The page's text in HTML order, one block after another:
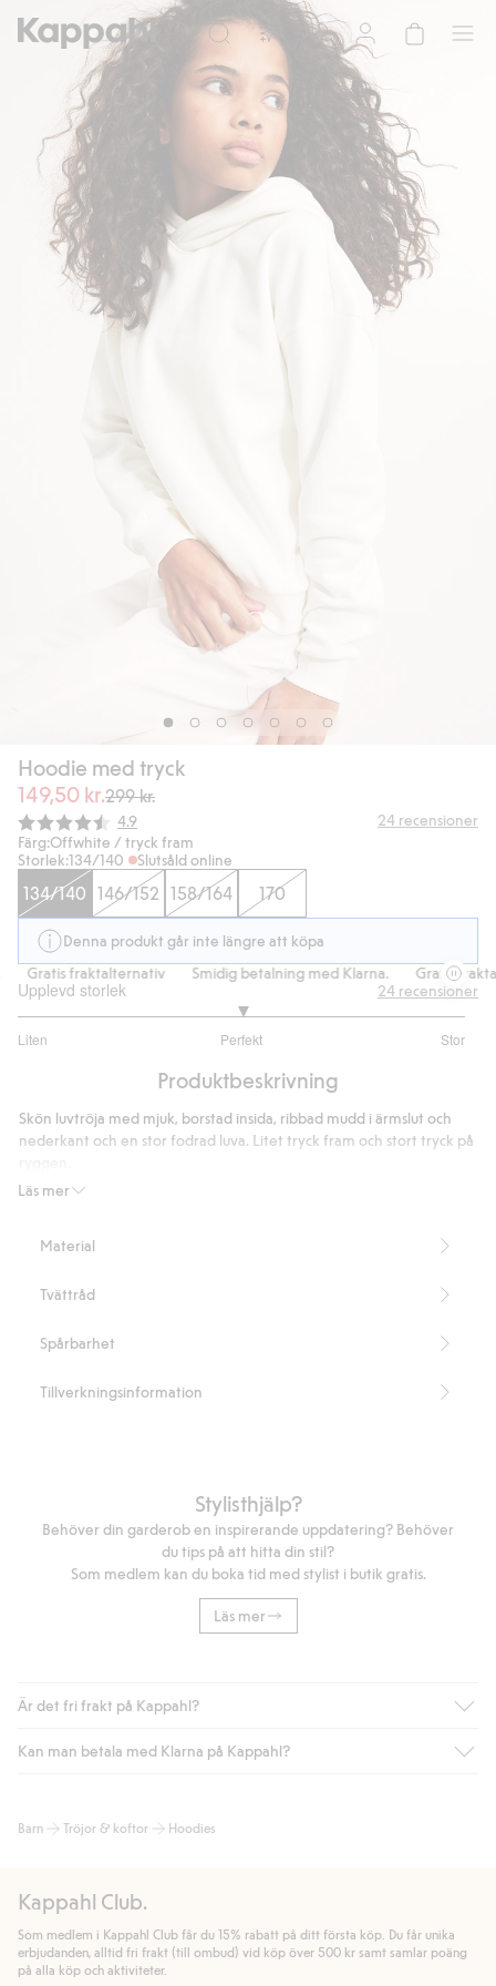
Hoodie med tryck
149,50 kr.299 kr.
Snittbetyg:
4.9 24 recensioner
Färg:Offwhite / tryck fram
Storlek:134/140 Slutsåld online
134/140 146/152 158/164 170
Denna produkt går inte längre att köpa
Gratis fraktalternativ
Smidig betalning med Klarna. Gratis
Upplevd storlek
Liten Perfekt Stor
utav
20
betyg
24 recensioner
Produktbeskrivning
Läs mer
Skön luvtröja med mjuk, borstad insida, ribbad mudd i ärmslut och
nederkant och en stor fodrad luva. Litet tryck fram och stort tryck på
Innehåller 14% återvunnen polyester.
Material
Tvättråd
Spårbarhet
Tillverkningsinformation
Stylisthjälp?
Behöver din garderob en inspirerande uppdatering? Behöver
du tips på att hitta din stil?
Som medlem kan du boka tid med stylist i butik gratis.
Läs mer
Är det fri frakt på Kappahl?
Är du medlem i Kappahl Club har du alltid gratis frakt till butik
automatik efter du loggat in och identifierats som medlem.
handlar för.
Läs mer
Kan man betala med Klarna på Kappahl?
bland annat faktura och swish men även andra betalningssätt.
allmänna villkor.
Läs mer
Barn Tröjor & koftor Hoodies
Kappahl Club.
Som medlem i Kappahl Club får du 15% rabatt på ditt första köp. Du får unika
erbjudanden, alltid fri frakt (till ombud) vid köp över 500 kr samt samlar poäng
på alla köp och aktiviteter.